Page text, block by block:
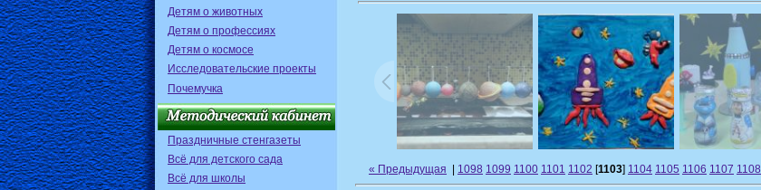
Детям о животных
Детям о профессиях
Детям о космосе
Исследовательские проекты
Почемучка
Праздничные стенгазеты
Всё для детского сада
Всё для школы
« Предыдущая 1098 1099 1100 1101 1102 [1103] 1104 1105 1106 1107 1108